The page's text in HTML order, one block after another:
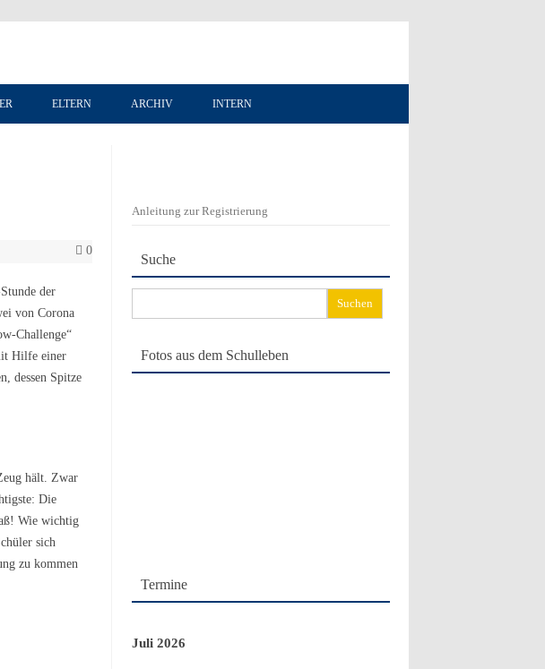
ELTERN ARCHIV INTERN
0
der
von Corona
Challenge“
Hilfe einer
dessen Spitze
hält. Zwar
Die
Wie wichtig
sich
zu kommen
Anleitung zur Registrierung
Suche
nach:
Fotos aus dem Schulleben
Termine
Juli 2026